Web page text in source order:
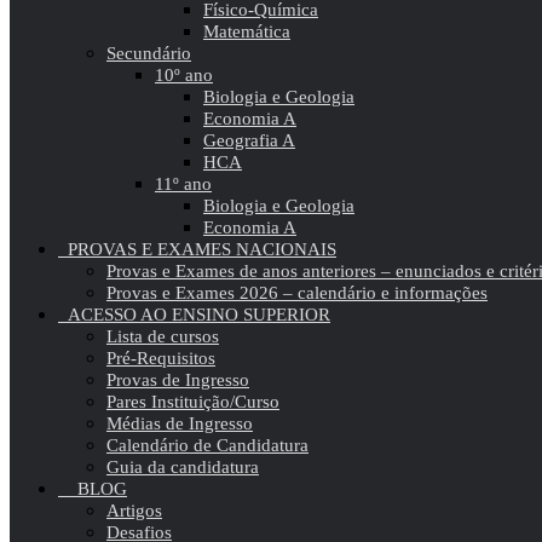
Físico-Química
Matemática
Secundário
10º ano
Biologia e Geologia
Economia A
Geografia A
HCA
11º ano
Biologia e Geologia
Economia A
PROVAS E EXAMES NACIONAIS
Provas e Exames de anos anteriores – enunciados e
Provas e Exames 2026 – calendário e informações
ACESSO AO ENSINO SUPERIOR
Lista de cursos
Pré-Requisitos
Provas de Ingresso
Pares Instituição/Curso
Médias de Ingresso
Calendário de Candidatura
Guia da candidatura
BLOG
Artigos
Desafios